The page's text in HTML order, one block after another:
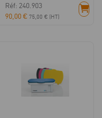
Réf: 240.903
90,00€ 75,00 € (HT)